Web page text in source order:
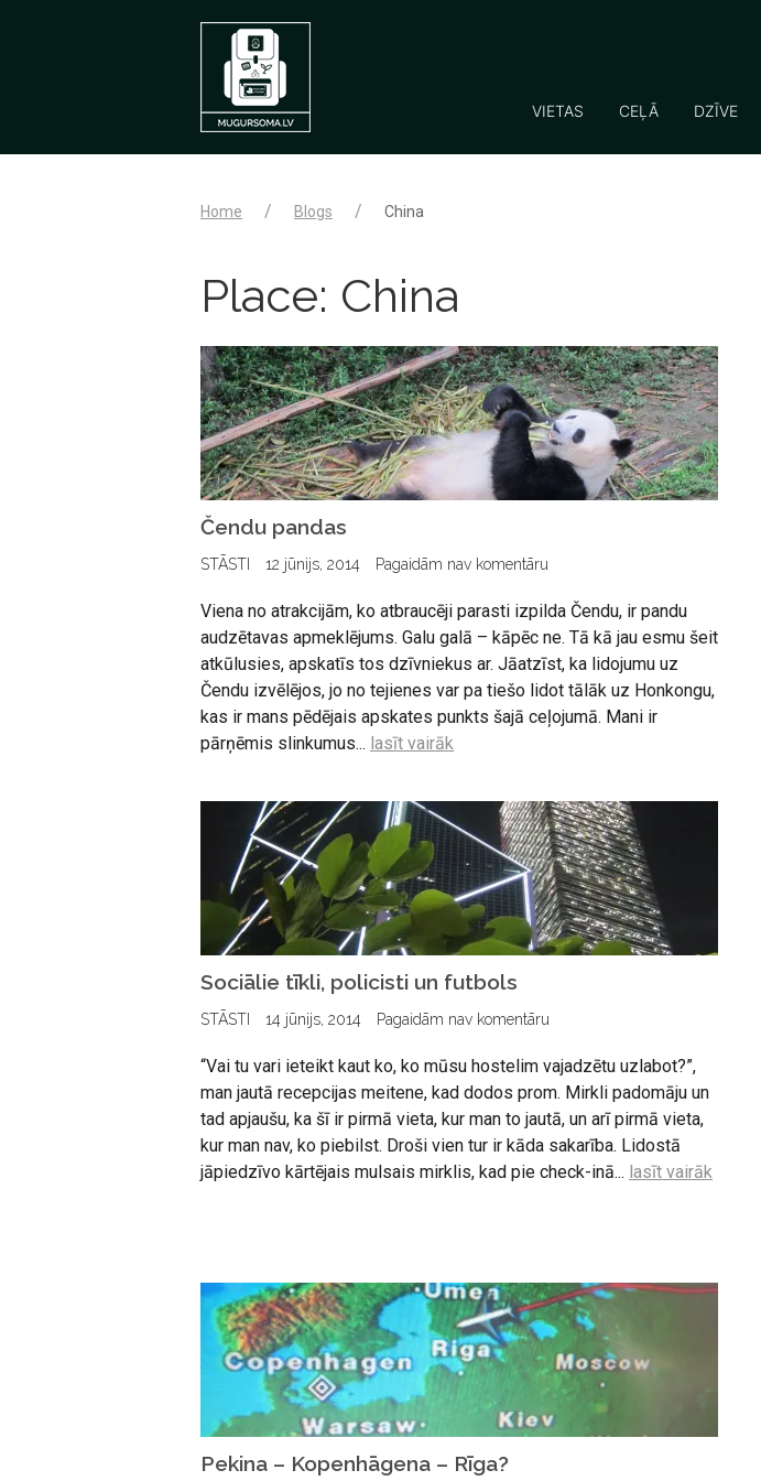
VIETAS CEĻĀ DZĪVE
Home Blogs China
Place: China
Čendu pandas
STĀSTI 12 jūnijs, 2014 Pagaidām nav komentāru
Viena no atrakcijām, ko atbraucēji parasti izpilda Čendu, ir pandu
audzētavas apmeklējums. Galu galā – kāpēc ne. Tā kā jau esmu šeit
atkūlusies, apskatīs tos dzīvniekus ar. Jāatzīst, ka lidojumu uz
Čendu izvēlējos, jo no tejienes var pa tiešo lidot tālāk uz Honkongu,
kas ir mans pēdējais apskates punkts šajā ceļojumā. Mani ir
pārņēmis slinkumus... lasīt vairāk
Sociālie tīkli, policisti un futbols
STĀSTI 14 jūnijs, 2014 Pagaidām nav komentāru
“Vai tu vari ieteikt kaut ko, ko mūsu hostelim vajadzētu uzlabot?”,
man jautā recepcijas meitene, kad dodos prom. Mirkli padomāju un
tad apjaušu, ka šī ir pirmā vieta, kur man to jautā, un arī pirmā vieta,
kur man nav, ko piebilst. Droši vien tur ir kāda sakarība. Lidostā
jāpiedzīvo kārtējais mulsais mirklis, kad pie check-inā... lasīt vairāk
Pekina – Kopenhāgena – Rīga?